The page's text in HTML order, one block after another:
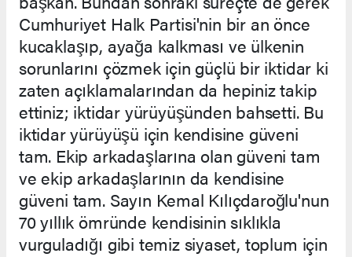
Cumhuriyet Halk Partisi'nin bir an önce
kucaklaşıp, ayağa kalkması ve ülkenin
sorunlarını çözmek için güçlü bir iktidar ki
zaten açıklamalarından da hepiniz takip
ettiniz; iktidar yürüyüşünden bahsetti. Bu
iktidar yürüyüşü için kendisine güveni
tam. Ekip arkadaşlarına olan güveni tam
ve ekip arkadaşlarının da kendisine
güveni tam. Sayın Kemal Kılıçdaroğlu'nun
70 yıllık ömründe kendisinin sıklıkla
vurguladığı gibi temiz siyaset, toplum için